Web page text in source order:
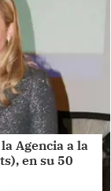
Agencia a la
en su 50